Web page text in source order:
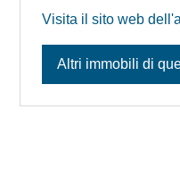
Visita il sito web
Altri immobili di